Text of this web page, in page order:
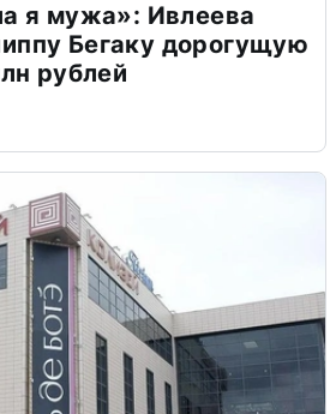
я мужа»: Ивлеева
Бегаку дорогущую
рублей